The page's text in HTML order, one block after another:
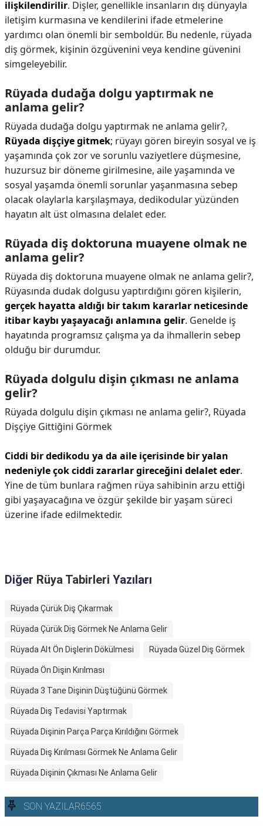
ilişkilendirilir. Dişler, genellikle insanların dış dünyayla
iletişim kurmasına ve kendilerini ifade etmelerine
yardımcı olan önemli bir semboldür. Bu nedenle, rüyada
diş görmek, kişinin özgüvenini veya kendine güvenini
simgeleyebilir.
Rüyada dudağa dolgu yaptırmak ne
anlama gelir?
Rüyada dudağa dolgu yaptırmak ne anlama gelir?,
Rüyada dişçiye gitmek; rüyayı gören bireyin sosyal ve iş
yaşamında çok zor ve sorunlu vaziyetlere düşmesine,
huzursuz bir döneme girilmesine, aile yaşamında ve
sosyal yaşamda önemli sorunlar yaşanmasına sebep
olacak olaylarla karşılaşmaya, dedikodular yüzünden
hayatın alt üst olmasına delalet eder.
Rüyada diş doktoruna muayene olmak ne
anlama gelir?
Rüyada diş doktoruna muayene olmak ne anlama gelir?,
Rüyasında dudak dolgusu yaptırdığını gören kişilerin,
gerçek hayatta aldığı bir takım kararlar neticesinde
itibar kaybı yaşayacağı anlamına gelir. Genelde iş
hayatında programsız çalışma ya da ihmallerin sebep
olduğu bir durumdur.
Rüyada dolgulu dişin çıkması ne anlama
gelir?
Rüyada dolgulu dişin çıkması ne anlama gelir?, Rüyada
Dişçiye Gittiğini Görmek
Ciddi bir dedikodu ya da aile içerisinde bir yalan
nedeniyle çok ciddi zararlar gireceğini delalet eder.
Yine de tüm bunlara rağmen rüya sahibinin arzu ettiği
gibi yaşayacağına ve özgür şekilde bir yaşam süreci
üzerine ifade edilmektedir.
Diğer Rüya Tabirleri Yazıları
Rüyada Çürük Diş Çıkarmak
Rüyada Çürük Diş Görmek Ne Anlama Gelir
Rüyada Alt Ön Dişlerin Dökülmesi Rüyada Güzel Diş Görmek
Rüyada Ön Dişin Kırılması
Rüyada 3 Tane Dişinin Düştüğünü Görmek
Rüyada Diş Tedavisi Yaptırmak
Rüyada Dişinin Parça Parça Kırıldığını Görmek
Rüyada Diş Kırılması Görmek Ne Anlama Gelir
Rüyada Dişinin Çıkması Ne Anlama Gelir
SON YAZILAR6565